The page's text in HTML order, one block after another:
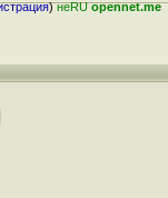
)неRUopennet.me